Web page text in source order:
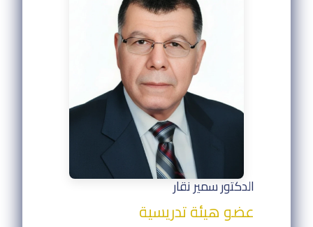
الدكتور سمير نقار
عضو هيئة تدريسية